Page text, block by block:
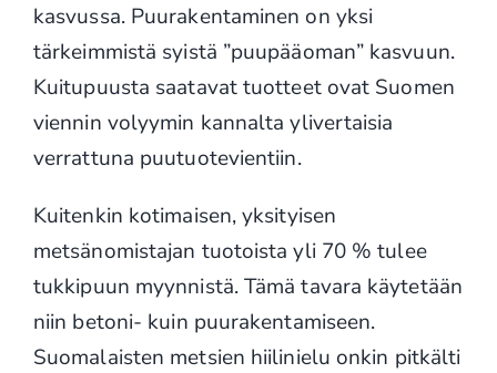
kasvussa. Puurakentaminen on yksi
tärkeimmistä syistä ”puupääoman” kasvuun.
Kuitupuusta saatavat tuotteet ovat Suomen
viennin volyymin kannalta ylivertaisia
verrattuna puutuotevientiin.
Kuitenkin kotimaisen, yksityisen
metsänomistajan tuotoista yli 70 % tulee
tukkipuun myynnistä. Tämä tavara käytetään
niin betoni- kuin puurakentamiseen.
Suomalaisten metsien hiilinielu onkin pitkälti